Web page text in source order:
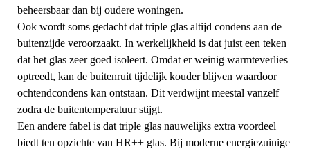
beheersbaar dan bij oudere woningen.
Ook wordt soms gedacht dat triple glas altijd condens aan de
buitenzijde veroorzaakt. In werkelijkheid is dat juist een teken
dat het glas zeer goed isoleert. Omdat er weinig warmteverlies
optreedt, kan de buitenruit tijdelijk kouder blijven waardoor
ochtendcondens kan ontstaan. Dit verdwijnt meestal vanzelf
zodra de buitentemperatuur stijgt.
Een andere fabel is dat triple glas nauwelijks extra voordeel
biedt ten opzichte van HR++ glas. Bij moderne energiezuinige